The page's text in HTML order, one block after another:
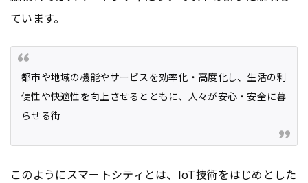
ています。
都市や地域の機能やサービスを効率化・高度化し、生活の利
便性や快適性を向上させるとともに、人々が安心・安全に暮
らせる街
このようにスマートシティとは、IoT技術をはじめとした